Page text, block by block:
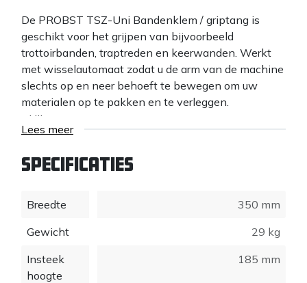
De PROBST TSZ-Uni Bandenklem / griptang is
geschikt voor het grijpen van bijvoorbeeld
trottoirbanden, traptreden en keerwanden. Werkt
met wisselautomaat zodat u de arm van de machine
slechts op en neer behoeft te bewegen om uw
materialen op te pakken en te verleggen.
- Hijsoog
- Wisselautomaat
- Galvanisch verzinkt
- Maximaal hijsgewicht (kg):
- Grijpbereik- / klembereik:
- Insteek hoogte: 185 mm
Lees meer
Specificaties
Breedte
350 mm
Gewicht
29 kg
Insteek
hoogte
185 mm